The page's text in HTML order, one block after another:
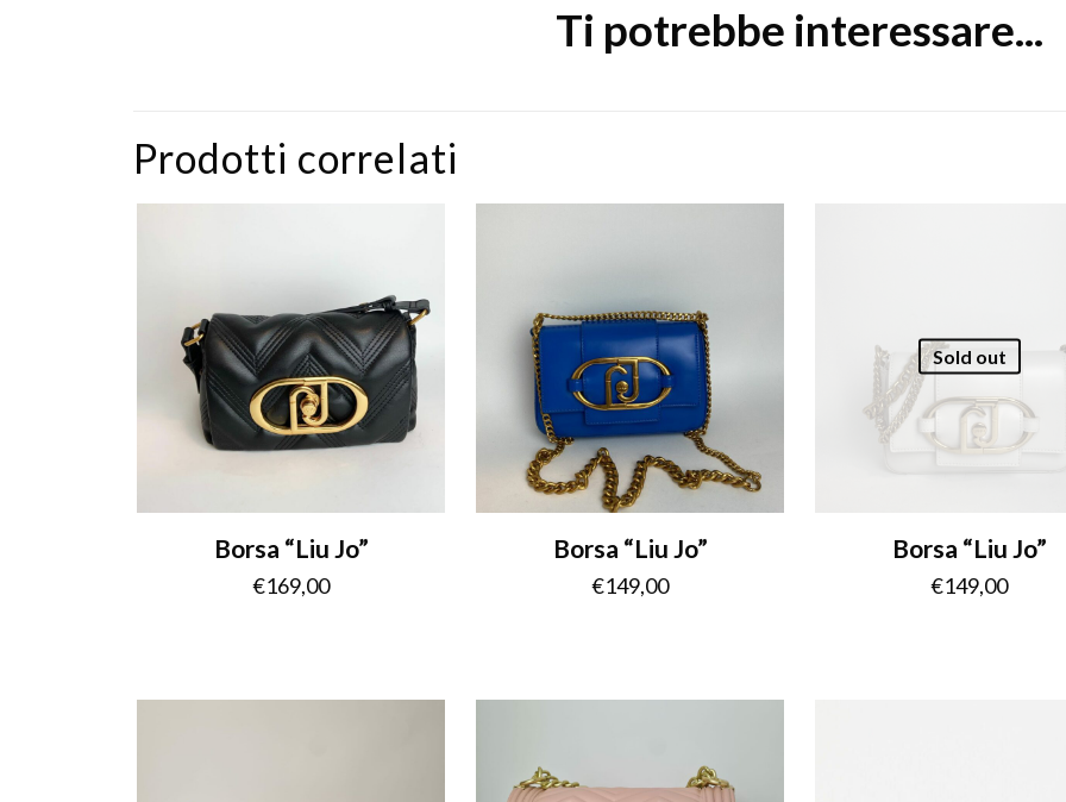
Ti potrebbe interessare...
Prodotti correlati
Borsa “Liu Jo”
€169,00
Borsa “Liu Jo”
€149,00
Sold out
Borsa “Liu Jo”
€149,00